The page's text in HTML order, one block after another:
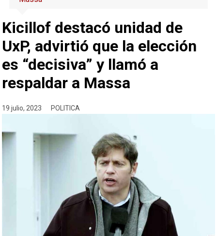
Kicillof destacó unidad de
UxP, advirtió que la elección
es “decisiva” y llamó a
respaldar a Massa
19 julio, 2023 POLITICA